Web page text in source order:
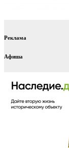
Реклама
Афиша